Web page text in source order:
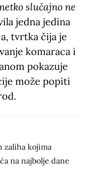
slučajno ne
jedna jedina
tvrtka čija je
komaraca i
pokazuje
može popiti
zaliha kojima
na najbolje dane